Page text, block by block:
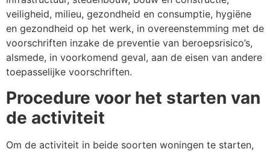
veiligheid, milieu, gezondheid en consumptie, hygiëne
en gezondheid op het werk, in overeenstemming met de
voorschriften inzake de preventie van beroepsrisico’s,
alsmede, in voorkomend geval, aan de eisen van andere
toepasselijke voorschriften.
Procedure voor het starten van
de activiteit
Om de activiteit in beide soorten woningen te starten,